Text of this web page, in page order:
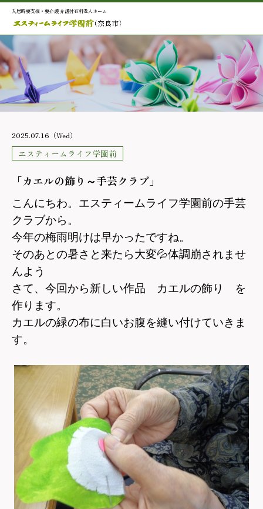
入居時要支援・要介護 介護付有料老人ホーム
2025.07.16（Wed）
エスティームライフ学園前
「カエルの飾り～手芸クラブ」
こんにちわ。エスティームライフ学園前の手芸
クラブから。
今年の梅雨明けは早かったですね。
そのあとの暑さと来たら大変💦体調崩されませ
んよう
さて、今回から新しい作品 カエルの飾り を
作ります。
カエルの緑の布に白いお腹を縫い付けていきま
す。